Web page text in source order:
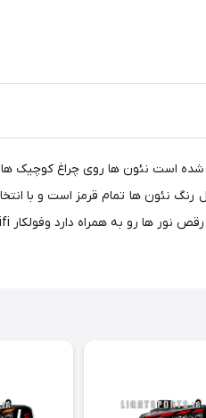
است نئون ها روی چراغ کوچیک ها
ها تمام قرمز است و با